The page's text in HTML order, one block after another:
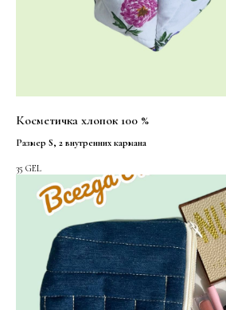
Косметичка хлопок 100 %
Размер S, 2 внутренних кармана
35 GEL